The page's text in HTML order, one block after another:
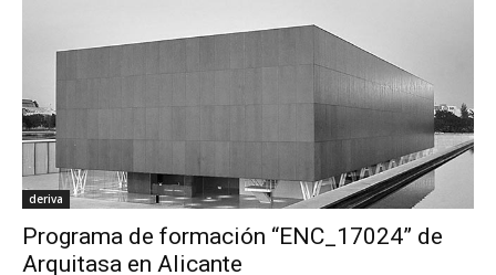
deriva
Programa de formación “ENC_17024” de
Arquitasa en Alicante